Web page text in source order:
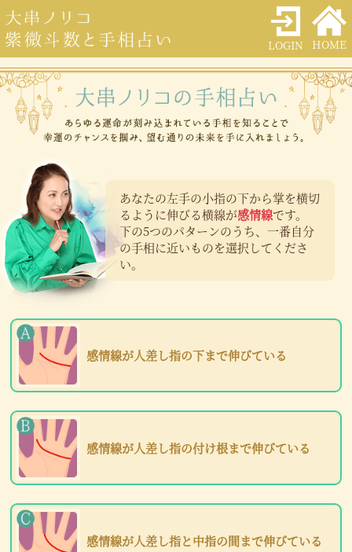
LOGIN HOME
あなたの左手の小指の下から掌を横切
るように伸びる横線が感情線です。
下の5つのパターンのうち、一番自分
の手相に近いものを選択してくださ
い。
感情線が人差し指の下まで伸びている
感情線が人差し指の付け根まで伸びている
感情線が人差し指と中指の間まで伸びている